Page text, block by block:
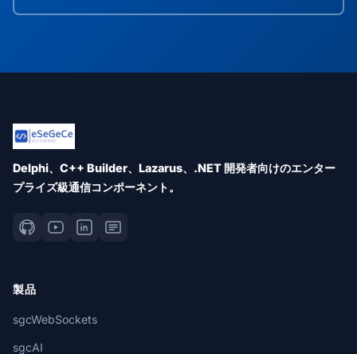
Delphi、C++ Builder、Lazarus、.NET 開発者向けのエンター
プライズ級通信コンポーネント。
製品
sgcWebSockets
sgcAI